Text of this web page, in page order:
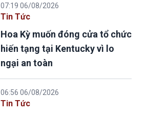
07:19 06/08/2026
Tin Tức
Hoa Kỳ muốn đóng cửa tổ chức
hiến tạng tại Kentucky vì lo
ngại an toàn
06:56 06/08/2026
Tin Tức